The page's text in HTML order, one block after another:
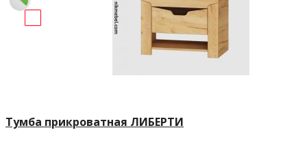
Тумба прикроватная ЛИБЕРТИ